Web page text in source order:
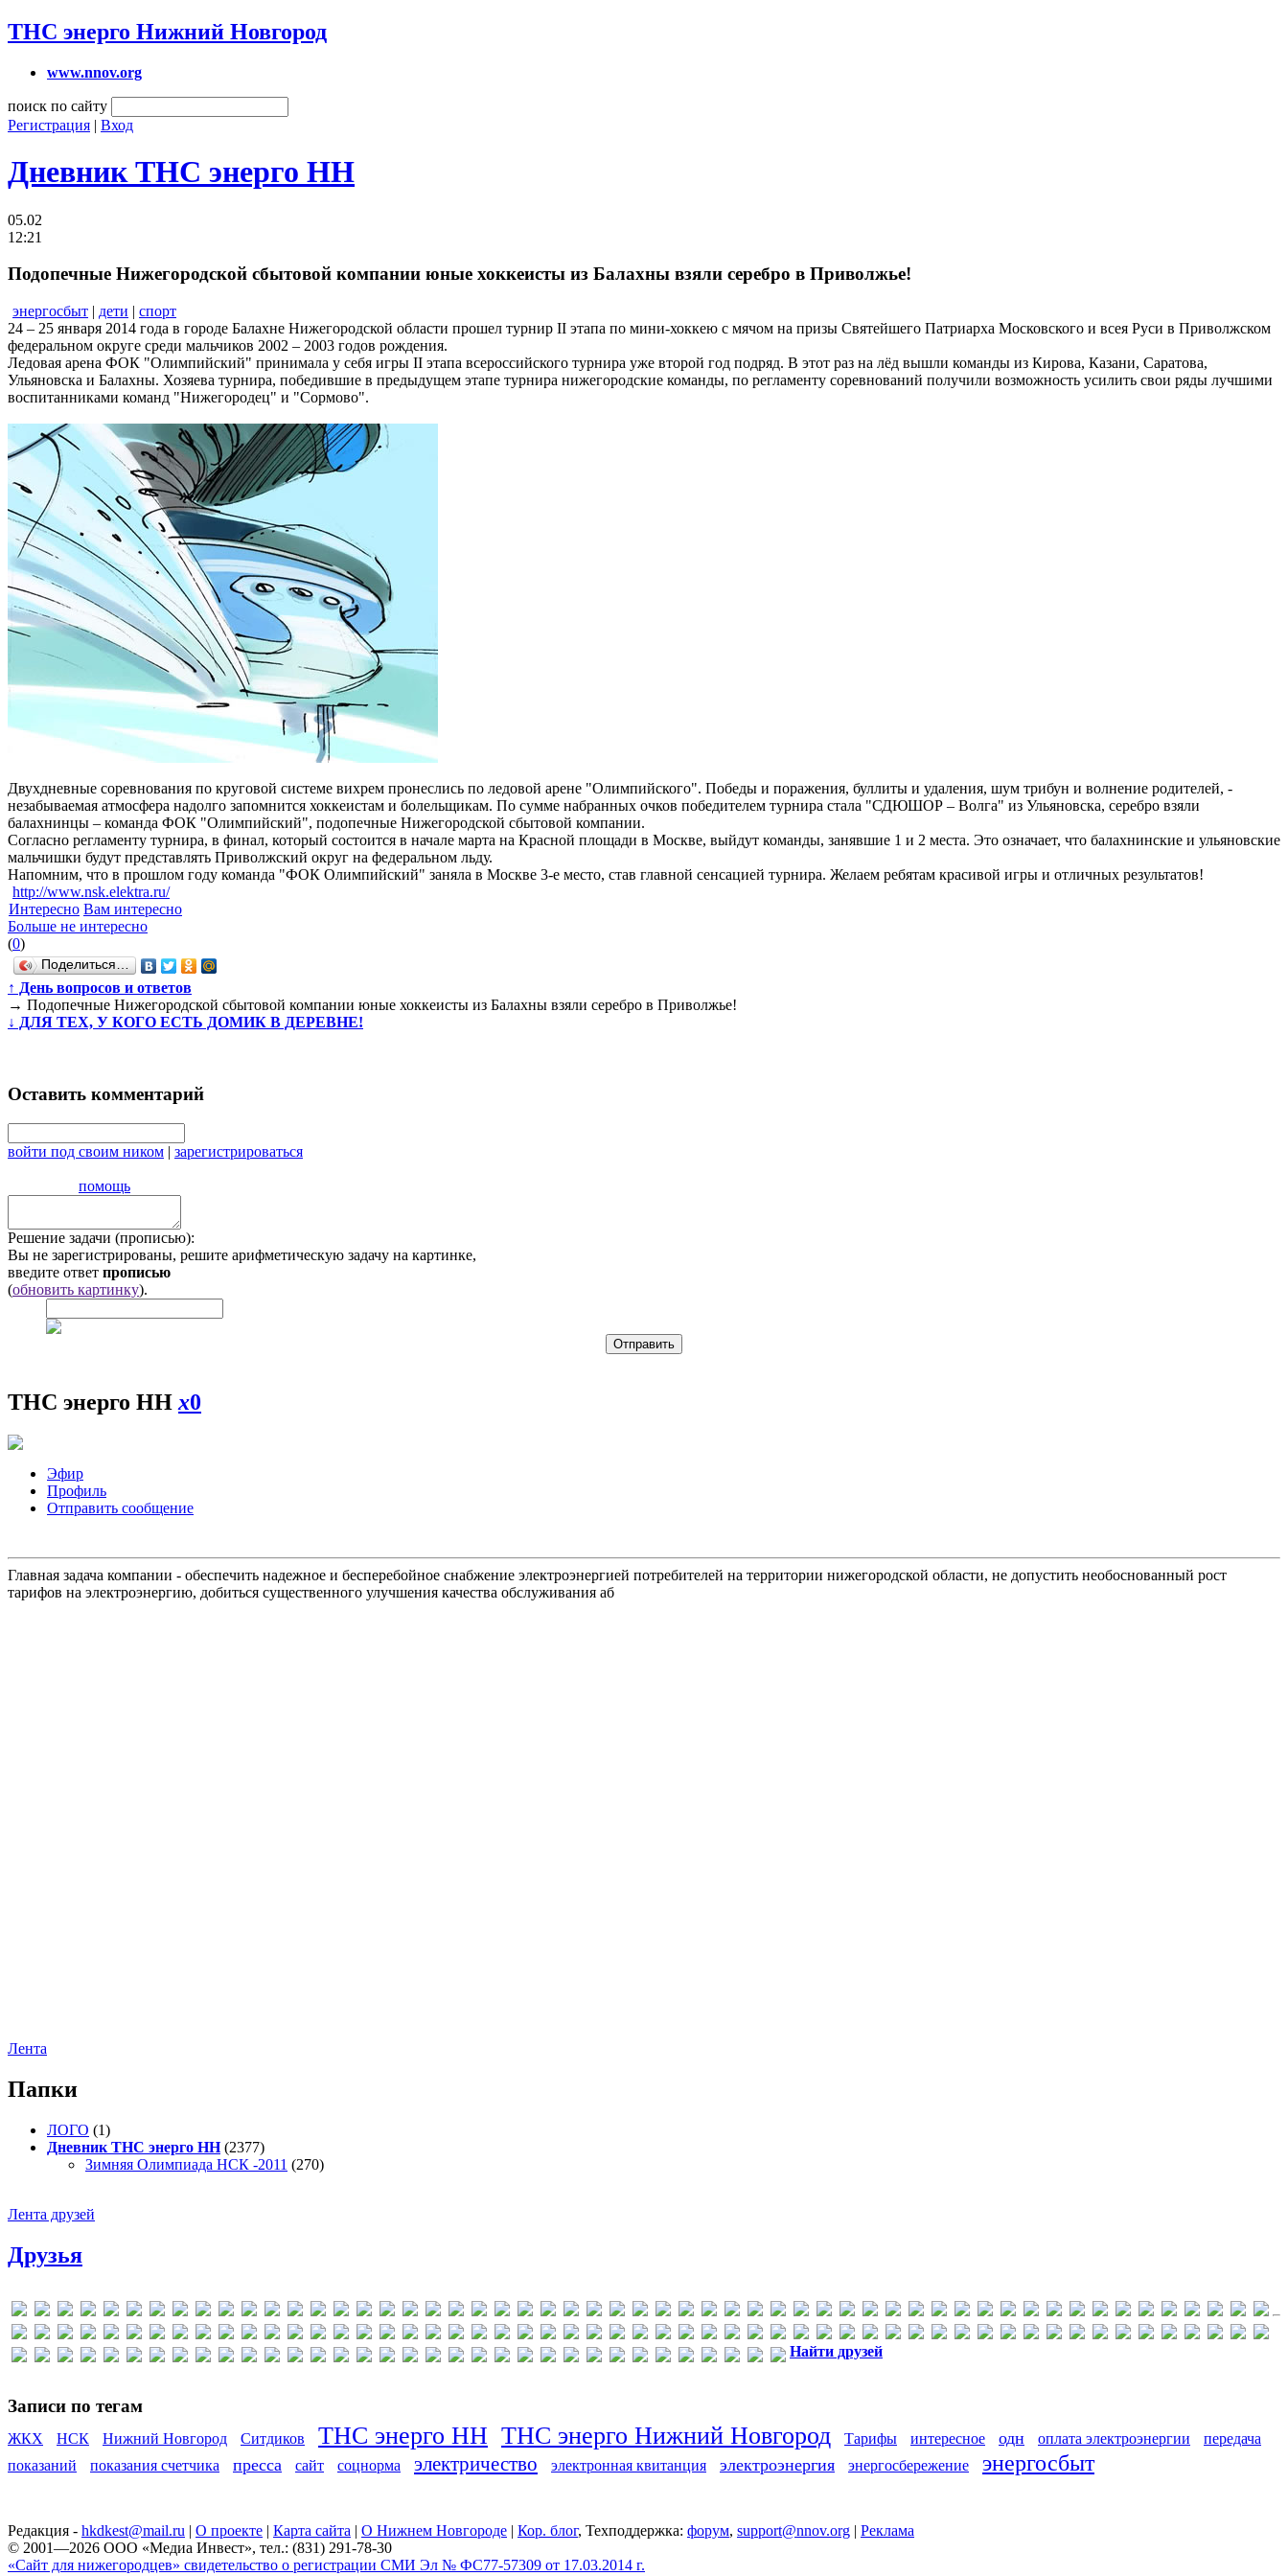
ТНС энерго Нижний Новгород
www.nnov.org
поиск по сайту
Регистрация | Вход
Дневник ТНС энерго НН
05.02
12:21
Подопечные Нижегородской сбытовой компании юные хоккеисты из Балахны взяли серебро в Приволжье!
энергосбыт | дети | спорт
24 – 25 января 2014 года в городе Балахне Нижегородской области прошел турнир II этапа по мини-хоккею с мячом на призы Святейшего Патриарха Московского и всея Руси в Приволжском
федеральном округе среди мальчиков 2002 – 2003 годов рождения.
Ледовая арена ФОК "Олимпийский" принимала у себя игры II этапа всероссийского турнира уже второй год подряд. В этот раз на лёд вышли команды из Кирова, Казани, Саратова,
Ульяновска и Балахны. Хозяева турнира, победившие в предыдущем этапе турнира нижегородские команды, по регламенту соревнований получили возможность усилить свои ряды лучшими
воспитанниками команд "Нижегородец" и "Сормово".
Двухдневные соревнования по круговой системе вихрем пронеслись по ледовой арене "Олимпийского". Победы и поражения, буллиты и удаления, шум трибун и волнение родителей, -
незабываемая атмосфера надолго запомнится хоккеистам и болельщикам. По сумме набранных очков победителем турнира стала "СДЮШОР – Волга" из Ульяновска, серебро взяли
балахнинцы – команда ФОК "Олимпийский", подопечные Нижегородской сбытовой компании.
Согласно регламенту турнира, в финал, который состоится в начале марта на Красной площади в Москве, выйдут команды, занявшие 1 и 2 места. Это означает, что балахнинские и ульяновские
мальчишки будут представлять Приволжский округ на федеральном льду.
Напомним, что в прошлом году команда "ФОК Олимпийский" заняла в Москве 3-е место, став главной сенсацией турнира. Желаем ребятам красивой игры и отличных результатов!
http://www.nsk.elektra.ru/
Интересно Вам интересно
Больше не интересно
(0)
Поделиться…
↑ День вопросов и ответов
→ Подопечные Нижегородской сбытовой компании юные хоккеисты из Балахны взяли серебро в Приволжье!
↓ ДЛЯ ТЕХ, У КОГО ЕСТЬ ДОМИК В ДЕРЕВНЕ!
Оставить комментарий
войти под своим ником | зарегистрироваться
помощь
Решение задачи (прописью):
Вы не зарегистрированы, решите арифметическую задачу на картинке,
введите ответ прописью
(обновить картинку).
ТНС энерго ННx0
Эфир
Профиль
Отправить сообщение
Главная задача компании - обеспечить надежное и бесперебойное снабжение электроэнергией потребителей на территории нижегородской области, не допустить необоснованный рост
тарифов на электроэнергию, добиться существенного улучшения качества обслуживания аб
Лента
Папки
ЛОГО (1)
Дневник ТНС энерго НН (2377)
Зимняя Олимпиада НСК -2011 (270)
Лента друзей
Друзья
Найти друзей
Записи по тегам
ЖКХ НСК Нижний Новгород Ситдиков ТНС энерго НН ТНС энерго Нижний Новгород Тарифы интересное одн оплата электроэнергии
передача
показаний
показания счетчика пресса сайт соцнорма электричество электронная квитанция электроэнергия энергосбережение энергосбыт
Редакция - hkdkest@mail.ru | О проекте | Карта сайта | О Нижнем Новгороде | Кор. блог, Техподдержка: форум, support@nnov.org | Реклама
© 2001—2026 ООО «Медиа Инвест», тел.: (831) 291-78-30
«Сайт для нижегородцев» свидетельство о регистрации СМИ Эл № ФС77-57309 от 17.03.2014 г.